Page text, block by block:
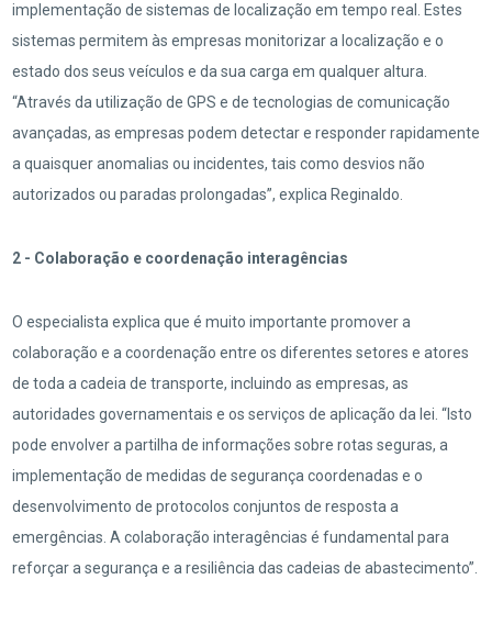
implementação de sistemas de localização em tempo real. Estes
sistemas permitem às empresas monitorizar a localização e o
estado dos seus veículos e da sua carga em qualquer altura.
“Através da utilização de GPS e de tecnologias de comunicação
avançadas, as empresas podem detectar e responder rapidamente
a quaisquer anomalias ou incidentes, tais como desvios não
autorizados ou paradas prolongadas”, explica Reginaldo.
2 - Colaboração e coordenação interagências
O especialista explica que é muito importante promover a
colaboração e a coordenação entre os diferentes setores e atores
de toda a cadeia de transporte, incluindo as empresas, as
autoridades governamentais e os serviços de aplicação da lei. “Isto
pode envolver a partilha de informações sobre rotas seguras, a
implementação de medidas de segurança coordenadas e o
desenvolvimento de protocolos conjuntos de resposta a
emergências. A colaboração interagências é fundamental para
reforçar a segurança e a resiliência das cadeias de abastecimento”.